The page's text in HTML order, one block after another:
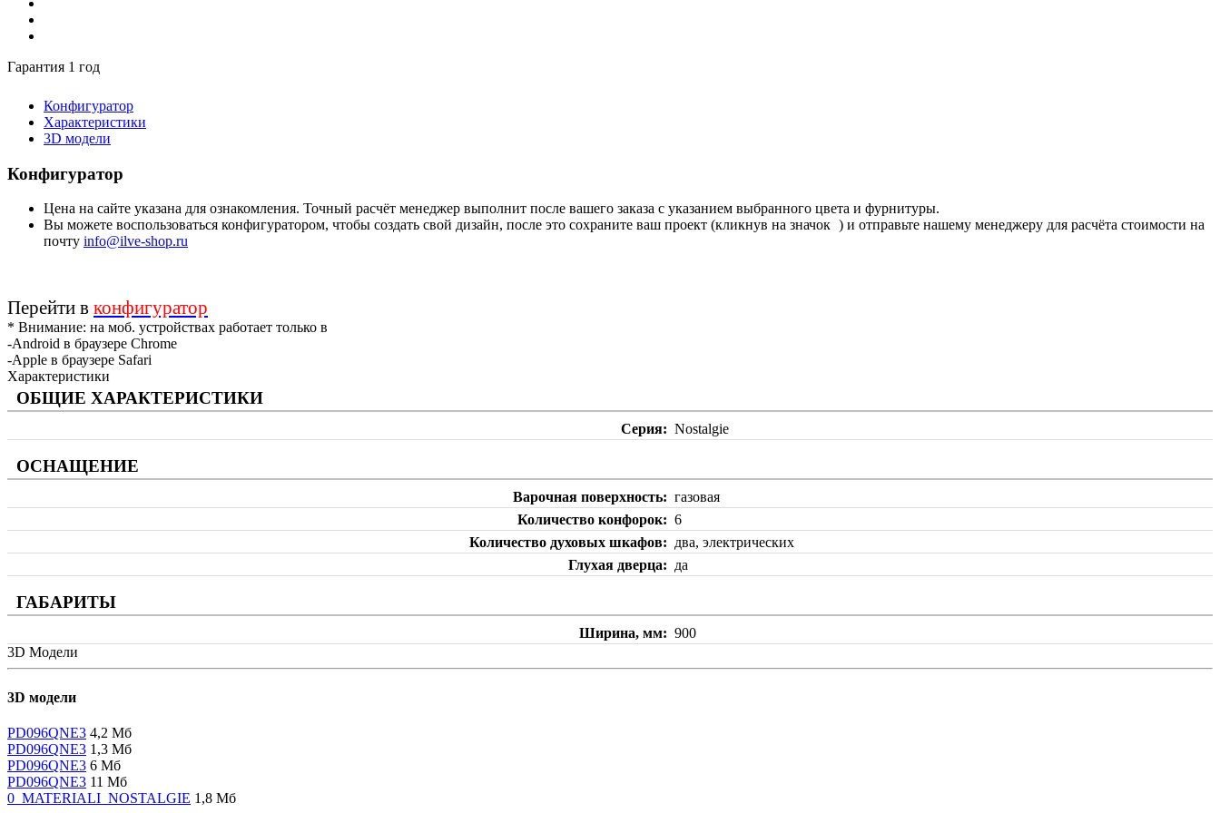
Гарантия 1 год
Конфигуратор
Характеристики
3D модели
Конфигуратор
Цена на сайте указана для ознакомления. Точный расчёт менеджер выполнит после вашего заказа с указанием выбранного цвета и фурнитуры.
Вы можете воспользоваться конфигуратором, чтобы создать свой дизайн, после это сохраните ваш проект (кликнув на значок ) и отправьте нашему менеджеру для расчёта стоимости на
почту info@ilve-shop.ru
Перейти в конфигуратор
* Внимание: на моб. устройствах работает только в
-Android в браузере Chrome
-Apple в браузере Safari
Характеристики
ОБЩИЕ ХАРАКТЕРИСТИКИ
Серия Nostalgie
ОСНАЩЕНИЕ
Варочная поверхность
газовая
Количество конфорок
6
Количество духовых шкафов
два, электрических
Глухая дверца
да
ГАБАРИТЫ
Ширина, мм
900
3D Модели
3D модели
PD096QNE3 4,2 Мб
PD096QNE3 1,3 Мб
PD096QNE3 6 Мб
PD096QNE3 11 Мб
0_MATERIALI_NOSTALGIE 1,8 Мб